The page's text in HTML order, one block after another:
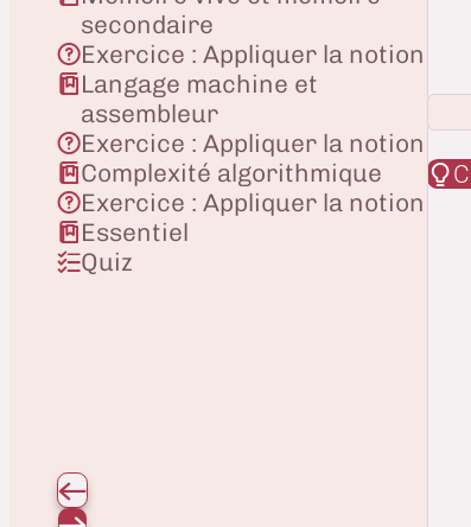
secondaire
Exercice : Appliquer la notion
Langage machine et
assembleur
Exercice : Appliquer la notion
Complexité algorithmique
Exercice : Appliquer la notion
Essentiel
Quiz